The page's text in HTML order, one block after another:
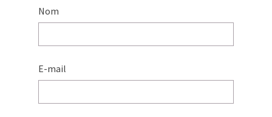
Nom
E-mail